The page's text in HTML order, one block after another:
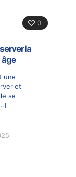
0
la
âge
une
et
se